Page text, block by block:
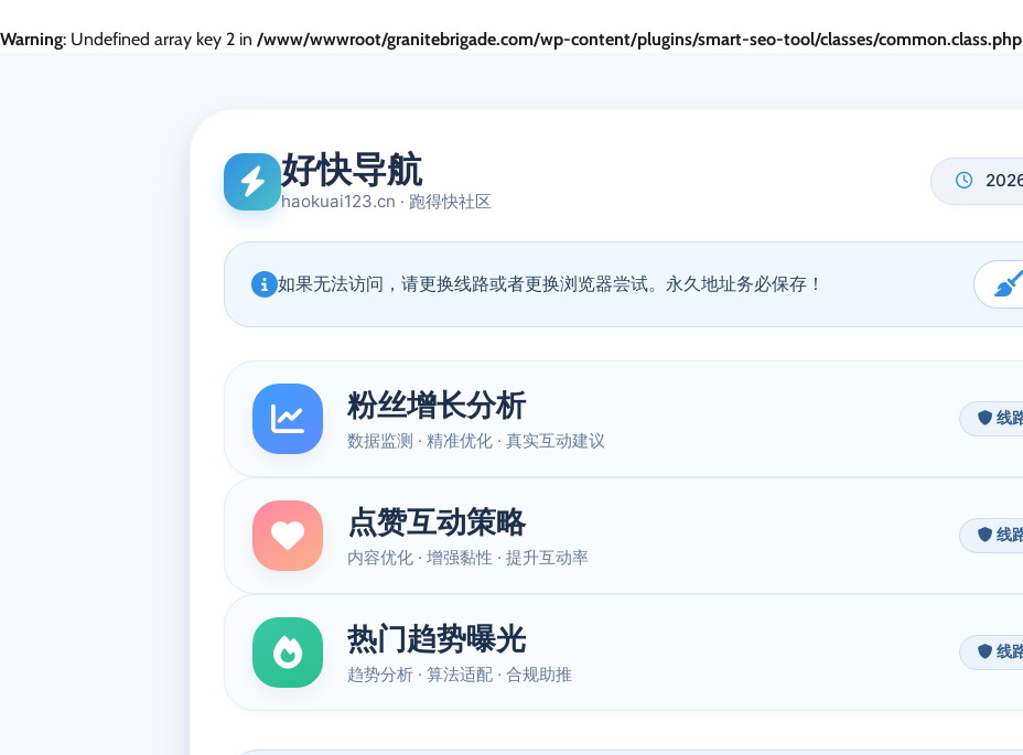
Warning: Undefined array key 2 in /www/wwwroot/granitebrigade.com/wp-content/plugins/smart-seo-tool/classes/common.class.php